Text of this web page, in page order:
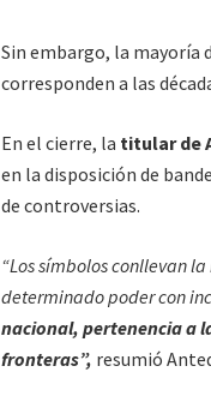
Sin embargo, la mayoría
corresponden a las
En el cierre, la titular de
en la disposición de
de controversias.
“Los símbolos conllevan
determinado poder con
nacional, pertenencia a
fronteras”, resumió